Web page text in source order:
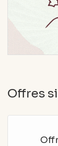
Offres